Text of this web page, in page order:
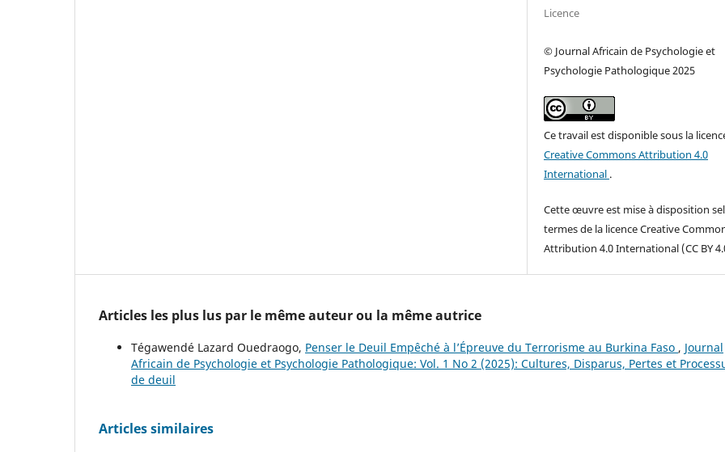
Licence
© Journal Africain de Psychologie et
Psychologie Pathologique 2025
Ce travail est disponible sous la
Creative Commons Attribution 4.0
International .
Cette œuvre est mise à disposition
termes de la licence Creative
Attribution 4.0 International (CC BY
Articles les plus lus par le même auteur ou la même autrice
Tégawendé Lazard Ouedraogo, Penser le Deuil Empêché à l’Épreuve du Terrorisme au Burkina Faso , Journal
Africain de Psychologie et Psychologie Pathologique: Vol. 1 No 2 (2025): Cultures, Disparus, Pertes et
de deuil
Articles similaires